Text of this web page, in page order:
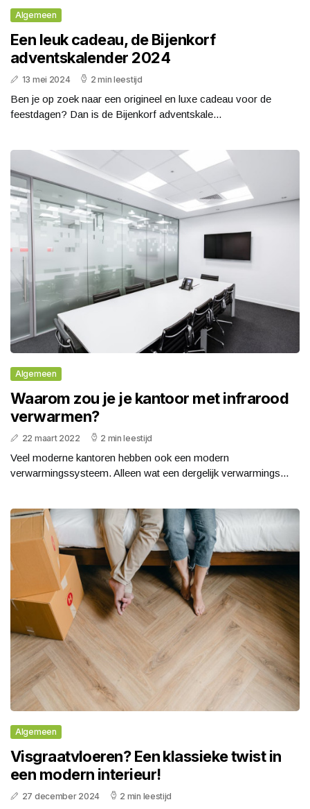
Algemeen
Een leuk cadeau, de Bijenkorf
adventskalender 2024
13 mei 2024 2 min leestijd
Ben je op zoek naar een origineel en luxe cadeau voor de
feestdagen? Dan is de Bijenkorf adventskale...
Algemeen
Waarom zou je je kantoor met infrarood
verwarmen?
22 maart 2022 2 min leestijd
Veel moderne kantoren hebben ook een modern
verwarmingssysteem. Alleen wat een dergelijk verwarmings...
Algemeen
Visgraatvloeren? Een klassieke twist in
een modern interieur!
27 december 2024 2 min leestijd